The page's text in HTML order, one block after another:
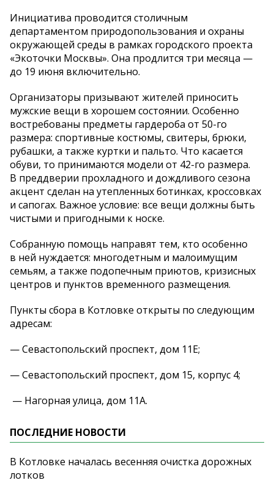
Инициатива проводится столичным
департаментом природопользования и охраны
окружающей среды в рамках городского проекта
«Экоточки Москвы». Она продлится три месяца —
до 19 июня включительно.
Организаторы призывают жителей приносить
мужские вещи в хорошем состоянии. Особенно
востребованы предметы гардероба от 50-го
размера: спортивные костюмы, свитеры, брюки,
рубашки, а также куртки и пальто. Что касается
обуви, то принимаются модели от 42-го размера.
В преддверии прохладного и дождливого сезона
акцент сделан на утепленных ботинках, кроссовках
и сапогах. Важное условие: все вещи должны быть
чистыми и пригодными к носке.
Собранную помощь направят тем, кто особенно
в ней нуждается: многодетным и малоимущим
семьям, а также подопечным приютов, кризисных
центров и пунктов временного размещения.
Пункты сбора в Котловке открыты по следующим
адресам:
—Севастопольский проспект, дом 11Е;
—Севастопольский проспект, дом 15, корпус 4;
— Нагорная улица, дом 11А.
ПОСЛЕДНИЕ НОВОСТИ
В Котловке началась весенняя очистка дорожных
лотков